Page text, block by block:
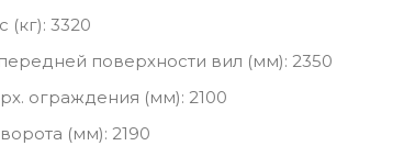
3320
поверхности вил (мм): 2350
ограждения (мм): 2100
(мм): 2190